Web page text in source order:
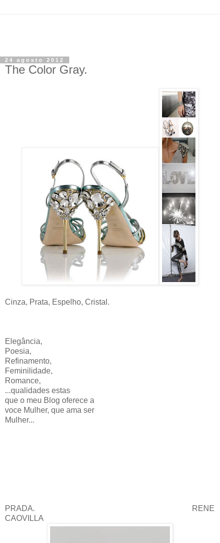
24 agosto 2012
The Color Gray.
Cinza, Prata, Espelho, Cristal.
Elegância,
Poesia,
Refinamento,
Feminilidade,
Romance,
...qualidades estas
que o meu Blog oferece a
voce Mulher, que ama ser
Mulher...
PRADA. RENE
CAOVILLA